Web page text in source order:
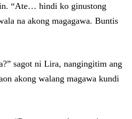
“Ate… hindi ko ginustong
na akong magagawa. Buntis
sagot ni Lira, nangingitim ang
akong walang magawa kundi